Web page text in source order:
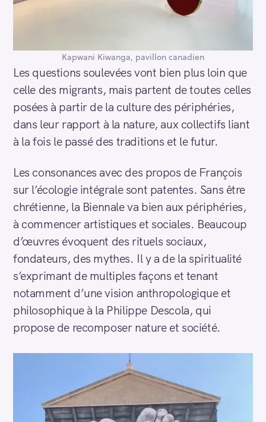
Kapwani Kiwanga, pavillon canadien
Les questions soulevées vont bien plus loin que
celle des migrants, mais partent de toutes celles
posées à partir de la culture des périphéries,
dans leur rapport à la nature, aux collectifs liant
à la fois le passé des traditions et le futur.
Les consonances avec des propos de François
sur l’écologie intégrale sont patentes. Sans être
chrétienne, la Biennale va bien aux périphéries,
à commencer artistiques et sociales. Beaucoup
d’œuvres évoquent des rituels sociaux,
fondateurs, des mythes. Il y a de la spiritualité
s’exprimant de multiples façons et tenant
notamment d’une vision anthropologique et
philosophique à la Philippe Descola, qui
propose de recomposer nature et société.